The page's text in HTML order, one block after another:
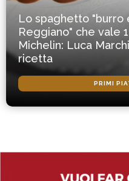
Lo spaghetto "burro
Reggiano" che vale
Michelin: Luca
ricetta
PRIMI